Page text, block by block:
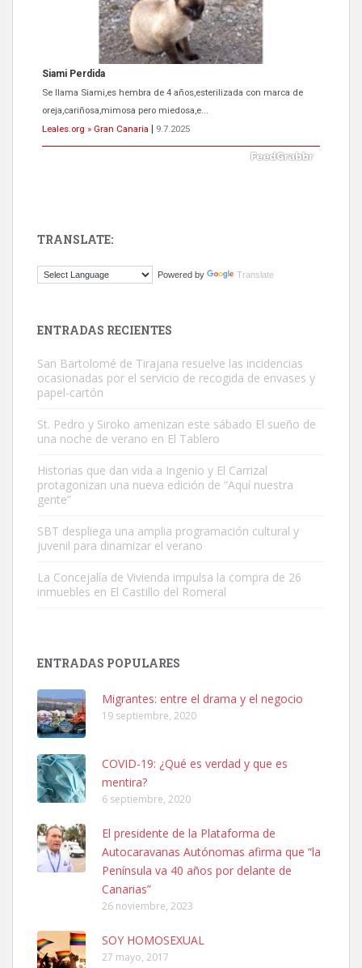
Siami Perdida
Se llama Siami,es hembra de 4 años,esterilizada con marca de
oreja,cariñosa,mimosa pero miedosa,e...
Leales.org » Gran Canaria | 9.7.2025
El ayuntamiento se va a llevar a Los Gatos callejeros de la zona los
Este gato macho ha aparecido en la calle hace menos de un mes,
es muy manso y extremadamente cari...
Leales.org » Gran Canaria
hembra, 4 años. Por motivos personales ...
Leales.org » Gran Canaria
SHIBA PERDIDO AVDA JOSE MESA Y LOPEZ
PERRO MACHO RAZA SHIBA CON MICROCHIP PERDIDO HOY
06/07/2025 ZONA MESA Y LOPEZ. ES MUY ASUSTADIZO
Leales.org » Gran Canaria
6.7.2025
TRANSLATE:
Powered by Translate
ENTRADAS RECIENTES
San Bartolomé de Tirajana resuelve las incidencias
ocasionadas por el servicio de recogida de envases y
papel-cartón
St. Pedro y Siroko amenizan este sábado El sueño de
una noche de verano en El Tablero
Historias que dan vida a Ingenio y El Carrizal
protagonizan una nueva edición de “Aquí nuestra
gente”
SBT despliega una amplia programación cultural y
juvenil para dinamizar el verano
La Concejalía de Vivienda impulsa la compra de 26
inmuebles en El Castillo del Romeral
ENTRADAS POPULARES
Migrantes: entre el drama y el negocio
19 septiembre, 2020
COVID-19: ¿Qué es verdad y que es
mentira?
6 septiembre, 2020
El presidente de la Plataforma de
Autocaravanas Autónomas afirma que “la
Península va 40 años por delante de
Canarias”
26 noviembre, 2023
SOY HOMOSEXUAL
27 mayo, 2017